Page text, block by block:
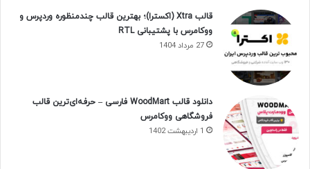
قالب Xtra (اکسترا)؛ بهترین قالب چندمنظوره وردپرس و
ووکامرس با پشتیبانی RTL
27 مرداد 1404
دانلود قالب WoodMart فارسی – حرفه‌ای‌ترین قالب
فروشگاهی ووکامرس
1 اردیبهشت 1402